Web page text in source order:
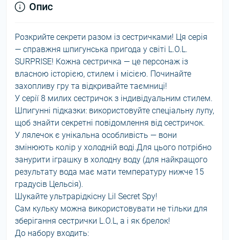
Опис
Розкрийте секрети разом із сестричками! Ця серія
— справжня шпигунська пригода у світі L.O.L.
SURPRISE! Кожна сестричка — це персонаж із
власною історією, стилем і місією. Починайте
захопливу гру та відкривайте таємниці!
У серії 8 милих сестричок з індивідуальним стилем.
Шпигунні підказки: використовуйте спеціальну лупу,
щоб знайти секретні повідомлення від сестричок.
У лялечок є унікальна особливість — вони
змінюють колір у холодній воді.Для цього потрібно
занурити іграшку в холодну воду (для найкращого
результату вода має мати температуру нижче 15
градусів Цельсія).
Шукайте ультрарідкісну Lil Secret Spy!
Сам кульку можна використовувати не тільки для
зберігання сестрички L.O.L, а і як брелок!
До набору входить: